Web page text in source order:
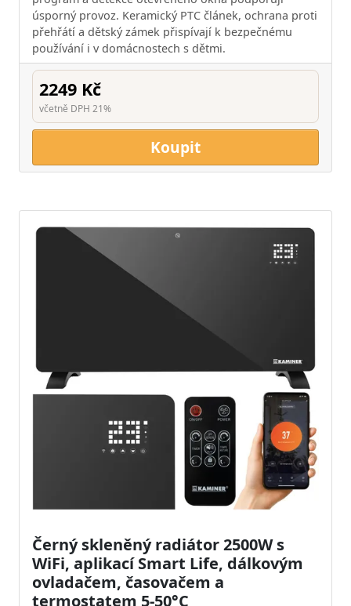
úsporný provoz. Keramický PTC článek, ochrana proti
přehřátí a dětský zámek přispívají k bezpečnému
používání i v domácnostech s dětmi.
2249 Kč
včetně DPH 21%
Koupit
Černý skleněný radiátor 2500W s
WiFi, aplikací Smart Life, dálkovým
ovladačem, časovačem a
termostatem 5-50°C